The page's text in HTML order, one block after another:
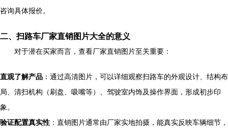
咨询具体报价。
二、扫路车厂家直销图片大全的意义
对于潜在买家而言，查看厂家直销图片至关重要：
直观了解产品 ：通过高清图片，可以详细观察扫路车的外观设计、结构布
局、清扫机构（刷盘、吸嘴等）、驾驶室内饰及操作界面，形成初步印
象。
验证配置真实性 ：直销图片通常由厂家实地拍摄，能真实反映车辆细节，